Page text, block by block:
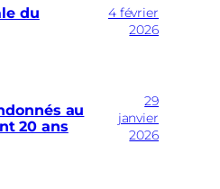
du
4 février
2026
au
20 ans
29
janvier
2026